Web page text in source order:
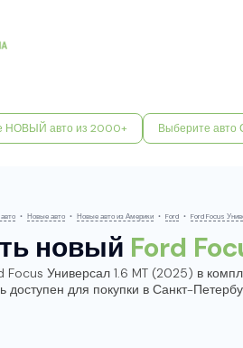
НОВЫЙ авто из 2000+ Выберите
• Новые авто • Новые авто из Америки • Ford • Ford Focus
новый Ford
Универсал 1.6 MT (2025) в
доступен для покупки в Санкт-